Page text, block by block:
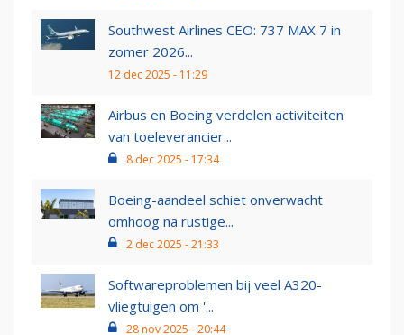
Southwest Airlines CEO: 737 MAX 7 in
zomer 2026...
12 dec 2025 - 11:29
Airbus en Boeing verdelen activiteiten
van toeleverancier...
8 dec 2025 - 17:34
Boeing-aandeel schiet onverwacht
omhoog na rustige...
2 dec 2025 - 21:33
Softwareproblemen bij veel A320-
vliegtuigen om '...
28 nov 2025 - 20:44